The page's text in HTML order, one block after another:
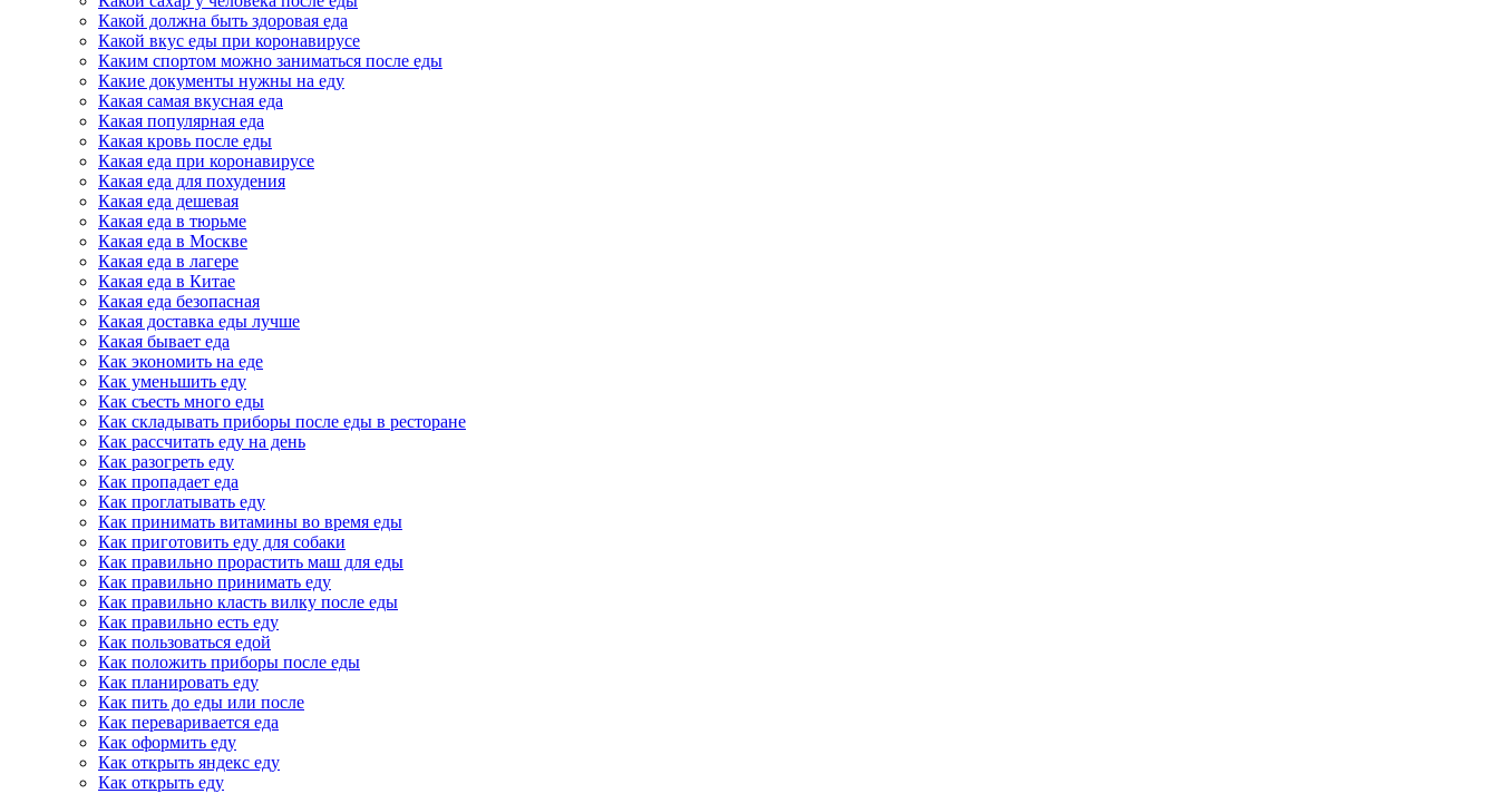
Какой должна быть здоровая еда
Какой вкус еды при коронавирусе
Каким спортом можно заниматься после еды
Какие документы нужны на еду
Какая самая вкусная еда
Какая популярная еда
Какая кровь после еды
Какая еда при коронавирусе
Какая еда для похудения
Какая еда дешевая
Какая еда в тюрьме
Какая еда в Москве
Какая еда в лагере
Какая еда в Китае
Какая еда безопасная
Какая доставка еды лучше
Какая бывает еда
Как экономить на еде
Как уменьшить еду
Как съесть много еды
Как складывать приборы после еды в ресторане
Как рассчитать еду на день
Как разогреть еду
Как пропадает еда
Как проглатывать еду
Как принимать витамины во время еды
Как приготовить еду для собаки
Как правильно прорастить маш для еды
Как правильно принимать еду
Как правильно класть вилку после еды
Как правильно есть еду
Как пользоваться едой
Как положить приборы после еды
Как планировать еду
Как пить до еды или после
Как переваривается еда
Как оформить еду
Как открыть яндекс еду
Как открыть еду